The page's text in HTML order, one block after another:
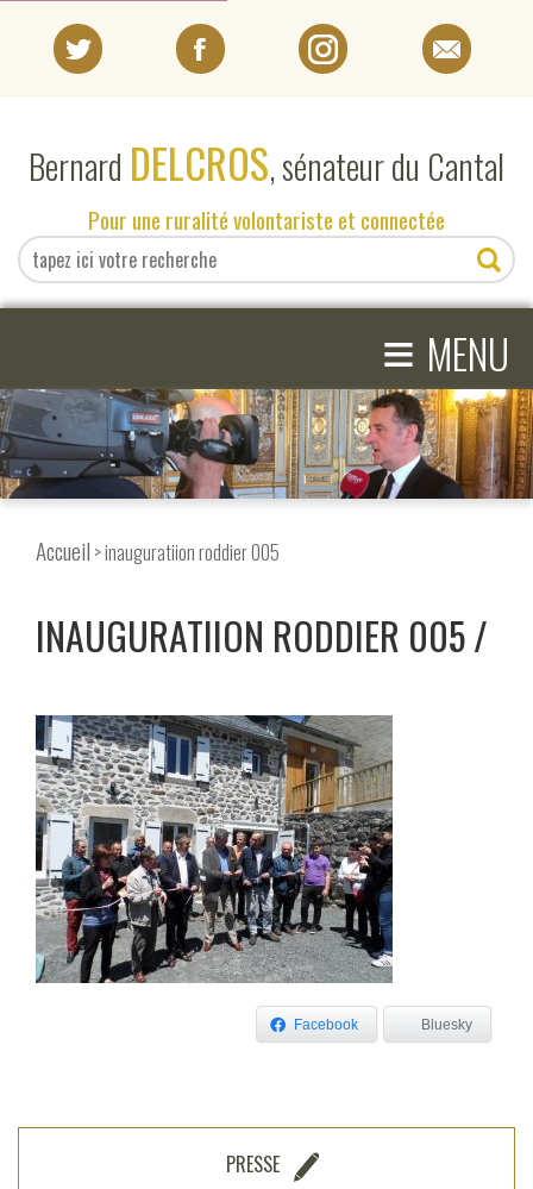
Bernard DELCROS, sénateur du Cantal
Pour une ruralité volontariste et connectée
≡ MENU
EN DIRECT DU SÉNAT
EN DIRECT DU CANTAL
COMPRENDRE LE SÉNAT
Accueil > inauguratiion roddier 005
INAUGURATIION RODDIER 005
Facebook Bluesky
PRESSE